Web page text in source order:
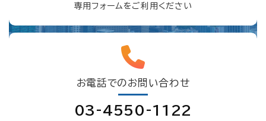
専用フォームをご利用ください
お電話でのお問い合わせ
03-4550-1122